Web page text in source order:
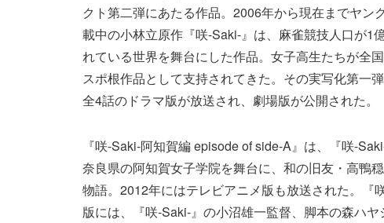
クト第二弾にあたる作品。2006年から現在までヤン
載中の小林立原作『咲-Saki-』は、麻雀競技人口が1
れている世界を舞台にした作品。女子高生たちが全
スポ根作品として支持されてきた。その実写化第一
全4話のドラマ版が放送され、劇場版が公開された。
『咲-Saki-阿知賀編 episode of side-A』は、『咲-
奈良県の阿知賀女子学院を舞台に、和の旧友・高鴨
物語。2012年にはテレビアニメ版も放送された。『
版には、『咲-Saki-』の小沼雄一監督、脚本の森ハ